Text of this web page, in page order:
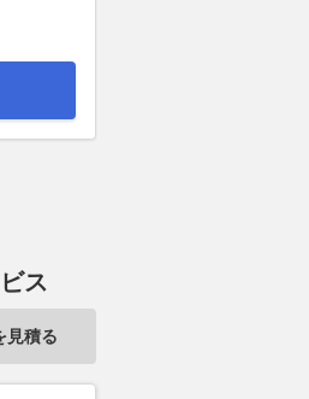
リスGPでの苦戦を覚
ス
見積る